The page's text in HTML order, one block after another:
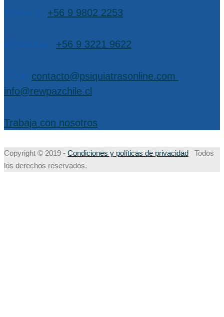
+56 9 9802 2253
+56 9 3221 9622
contacto@psiquiatrasonline.com
info@rewpazchile.cl
Trabaja con nosotros
Copyright © 2019 - Condiciones y políticas de privacidad
Todos
los derechos reservados.